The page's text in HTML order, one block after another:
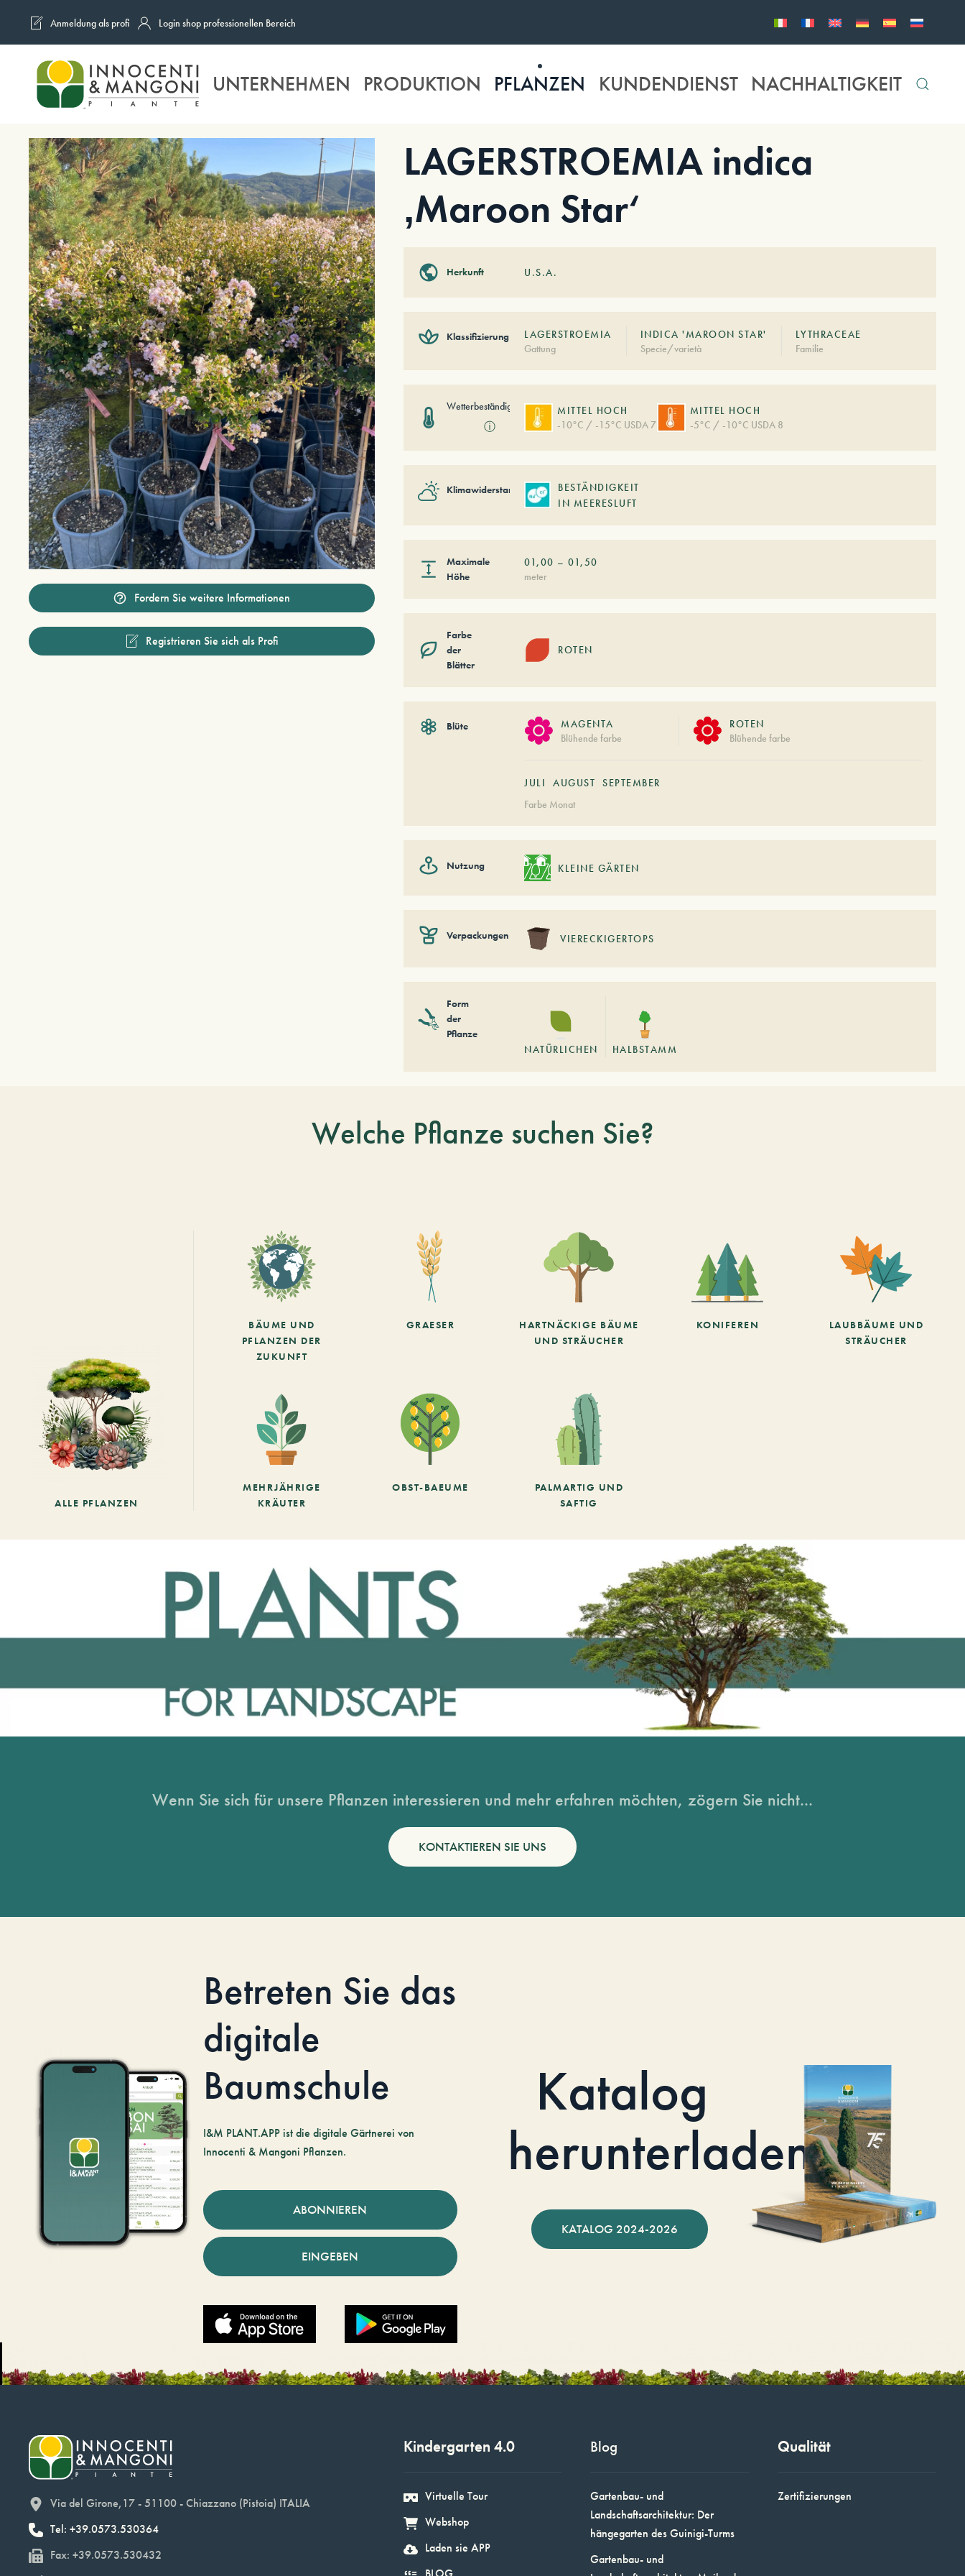
Skip to main content
Anmeldung als profi Login shop professionellen Bereich
UNTERNEHMEN PRODUKTION PFLANZEN KUNDENDIENST NACHHALTIGKEIT
Fordern Sie weitere Informationen
Registrieren Sie sich als Profi
LAGERSTROEMIA indica
‚Maroon Star‘
Herkunft U.S.A.
Klassifizierung
LAGERSTROEMIA
Gattung
INDICA 'MAROON STAR'
Specie/varietà
LYTHRACEAE
Familie
Wetterbeständigkeit
ⓘ
MITTEL HOCH
-10°C / -15°C USDA 7
MITTEL HOCH
-5°C / -10°C USDA 8
Klimawiderstand
BESTÄNDIGKEIT
IN MEERESLUFT
Maximale
Höhe
01,00 –01,50
meter
Farbe
der
Blätter
ROTEN
Blüte
MAGENTA
Blühende farbe
ROTEN
Blühende farbe
JULI AUGUST
SEPTEMBER
Farbe Monat
Nutzung KLEINE GÄRTEN
Verpackungen VIERECKIGERTOPS
Form
der
Pflanze
NATÜRLICHEN
HALBSTAMM
Welche Pflanze suchen Sie?
ALLE PFLANZEN
BÄUME UND
PFLANZEN DER
ZUKUNFT
GRAESER
HARTNÄCKIGE BÄUME
UND STRÄUCHER
KONIFEREN
LAUBBÄUME UND
STRÄUCHER
MEHRJÄHRIGE
KRÄUTER
OBST-BAEUME
PALMARTIG UND
SAFTIG
Wenn Sie sich für unsere Pflanzen interessieren und mehr erfahren möchten, zögern Sie nicht...
KONTAKTIEREN SIE UNS
Betreten Sie das
digitale
Baumschule
I&M PLANT.APP ist die digitale Gärtnerei von
Innocenti & Mangoni Pflanzen.
ABONNIEREN
EINGEBEN
Katalog
herunterladen
KATALOG 2024-2026
Via del Girone,17 - 51100 - Chiazzano (Pistoia) ITALIA
Tel: +39.0573.530364
Fax: +39.0573.530432
Kindergarten 4.0
Virtuelle Tour
Webshop
Laden sie APP
Blog
Gartenbau- und
Landschaftsarchitektur: Der
hängegarten des Guinigi-Turms
Gartenbau- und
Qualität
Zertifizierungen